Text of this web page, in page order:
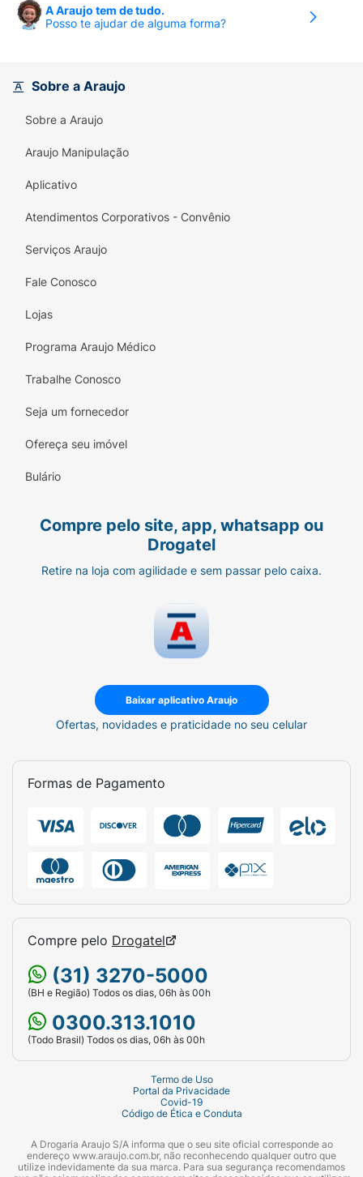
A Araujo tem de tudo.
Posso te ajudar de alguma forma?
Sobre a Araujo
Sobre a Araujo
Araujo Manipulação
Aplicativo
Atendimentos Corporativos - Convênio
Serviços Araujo
Fale Conosco
Lojas
Programa Araujo Médico
Trabalhe Conosco
Seja um fornecedor
Ofereça seu imóvel
Bulário
Compre pelo site, app, whatsapp ou
Drogatel
Retire na loja com agilidade e sem passar pelo caixa.
Baixar aplicativo Araujo
Ofertas, novidades e praticidade no seu celular
Formas de Pagamento
Compre pelo Drogatel
(31) 3270-5000
(BH e Região) Todos os dias, 06h às 00h
0300.313.1010
(Todo Brasil) Todos os dias, 06h às 00h
Termo de Uso
Portal da Privacidade
Covid-19
Código de Ética e Conduta
A Drogaria Araujo S/A informa que o seu site oficial corresponde ao
endereço www.araujo.com.br, não reconhecendo qualquer outro que
utilize indevidamente da sua marca. Para sua segurança recomendamos